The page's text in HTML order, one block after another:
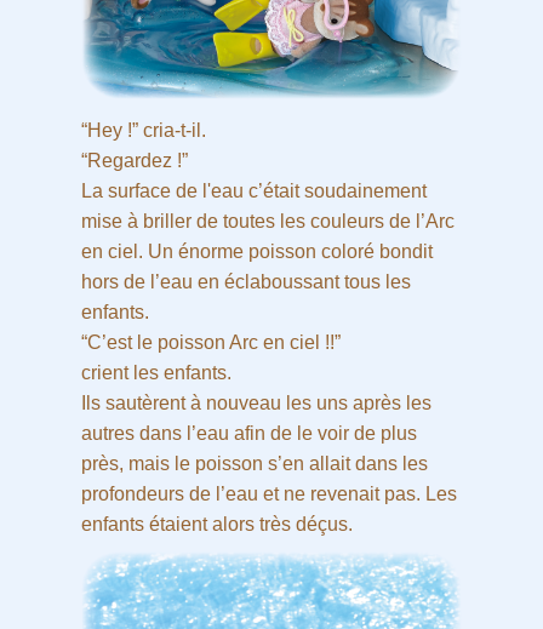
“Hey !” cria-t-il.
“Regardez !”
La surface de l'eau c’était soudainement
mise à briller de toutes les couleurs de l’Arc
en ciel. Un énorme poisson coloré bondit
hors de l’eau en éclaboussant tous les
enfants.
“C’est le poisson Arc en ciel !!”
crient les enfants.
Ils sautèrent à nouveau les uns après les
autres dans l’eau afin de le voir de plus
près, mais le poisson s’en allait dans les
profondeurs de l’eau et ne revenait pas. Les
enfants étaient alors très déçus.